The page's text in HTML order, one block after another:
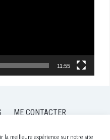
la meilleure expérience sur notre site
11:55
ME CONTACTER